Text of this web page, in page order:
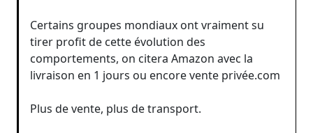
Certains groupes mondiaux ont vraiment su
tirer profit de cette évolution des
comportements, on citera Amazon avec la
livraison en 1 jours ou encore vente privée.com
Plus de vente, plus de transport.